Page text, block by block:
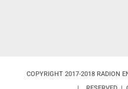
COPYRIGHT 2017-2018 RADION